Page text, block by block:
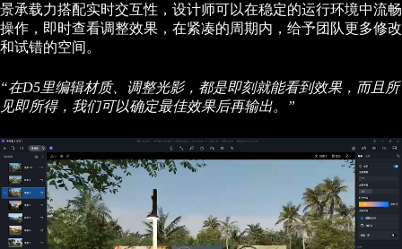
景承载力搭配实时交互性，设计师可以在稳定的运行环境中流畅
操作，即时查看调整效果，在紧凑的周期内，给予团队更多修改
和试错的空间。
“在D5里编辑材质、调整光影，都是即刻就能看到效果，而且所
见即所得，我们可以确定最佳效果后再输出。”